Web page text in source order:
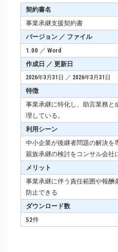
契約書名
事業承継支援契約書
バージョン ／ ファイル
1.00 ／ Word
作成日 ／ 更新日
2026年3月31日 ／ 2026年3月31日
特徴
事業承継に特化し、助言業務と
理している。
利用シーン
中小企業が後継者問題の解決を
親族承継の検討をコンサル会社
メリット
事業承継に伴う責任範囲や報酬
防止できる
ダウンロード数
52件